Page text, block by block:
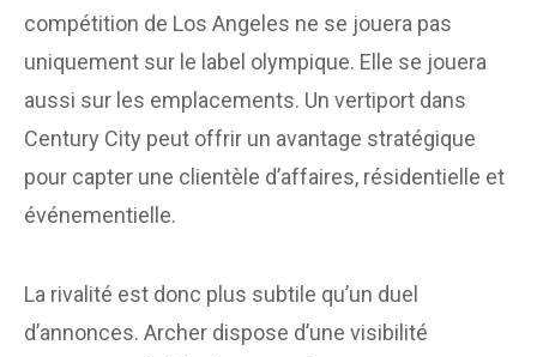
compétition de Los Angeles ne se jouera pas
uniquement sur le label olympique. Elle se jouera
aussi sur les emplacements. Un vertiport dans
Century City peut offrir un avantage stratégique
pour capter une clientèle d’affaires, résidentielle et
événementielle.
La rivalité est donc plus subtile qu’un duel
d’annonces. Archer dispose d’une visibilité